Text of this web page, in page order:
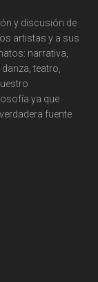
y discusión de
artistas y a sus
narrativa,
teatro,
ya que
fuente